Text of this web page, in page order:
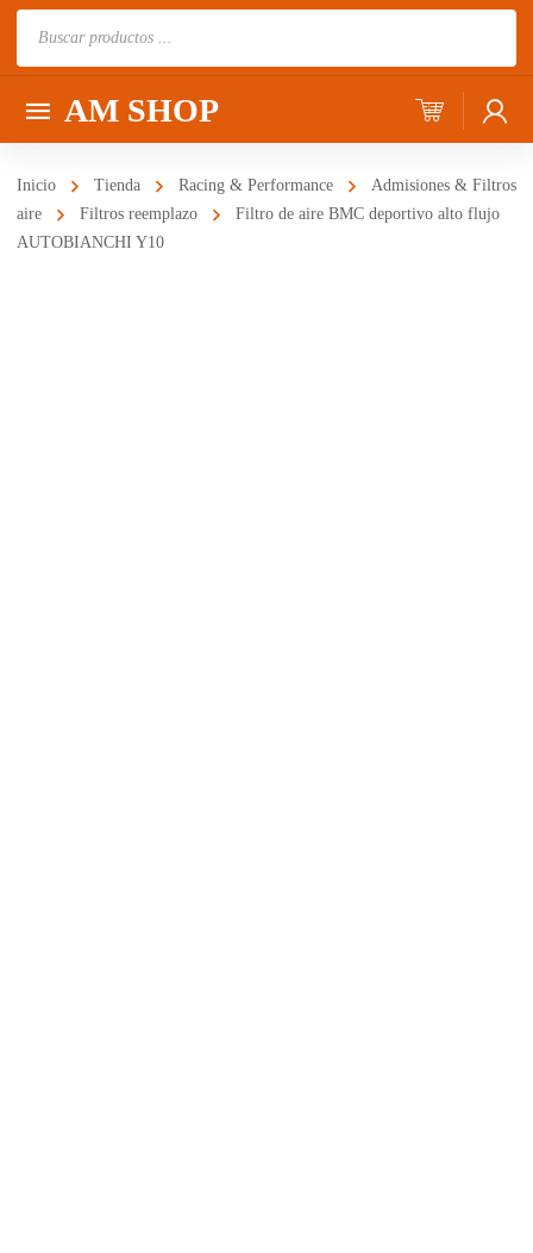
AM SHOP
Inicio Tienda Racing & Performance
Admisiones & Filtros
aire
Filtros reemplazo
Filtro de aire BMC deportivo alto flujo
AUTOBIANCHI Y10